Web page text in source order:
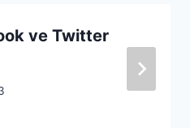
ve Twitter